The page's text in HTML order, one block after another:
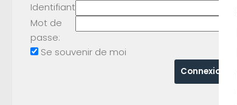
Identifiant
Mot de
passe:
Se souvenir de moi